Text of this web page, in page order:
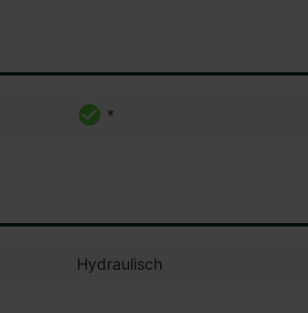
*
Hydraulisch